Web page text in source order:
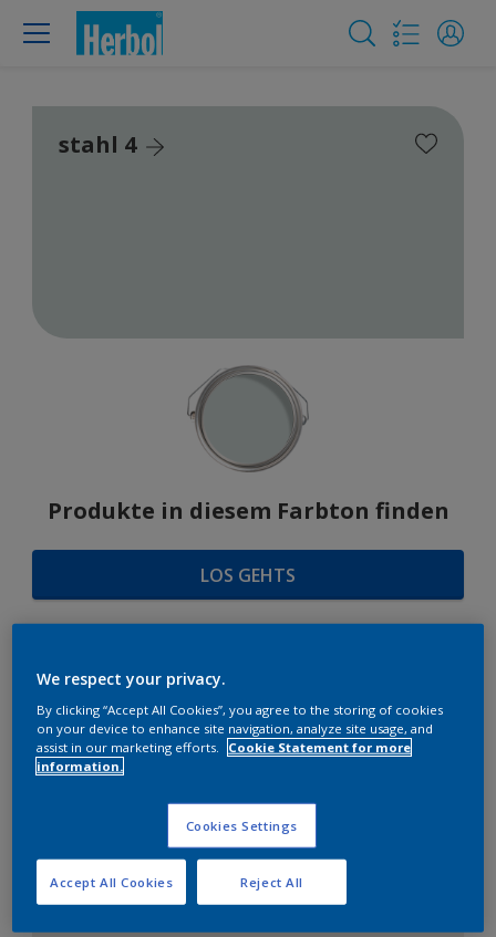
stahl 4
Produkte in diesem Farbton finden
LOS GEHTS
FARBAUSWAHL
We respect your privacy.
By clicking “Accept All Cookies”, you agree to the storing of cookies
on your device to enhance site navigation, analyze site usage, and
assist in our marketing efforts.
Cookie Statement for more
information.
Cookies Settings
Reject All
Accept All Cookies